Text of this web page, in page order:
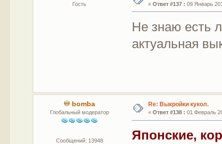
Гость « Ответ #137 : 09 Январь
Не знаю есть
актуальная
bomba
Глобальный модератор
Сообщений: 13948
Re: Выкройки кукол.
« Ответ #138 : 01 Февраль
Японские,